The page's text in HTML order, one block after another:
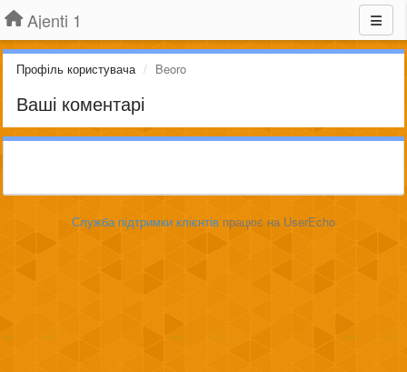
Ajenti 1
Профіль користувача Beoro
Ваші коментарі
Служба підтримки клієнтів працює на UserEcho